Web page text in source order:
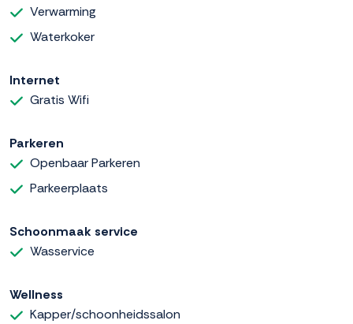
Verwarming
Waterkoker
Internet
Gratis Wifi
Parkeren
Openbaar Parkeren
Parkeerplaats
Schoonmaak service
Wasservice
Wellness
Kapper/schoonheidssalon